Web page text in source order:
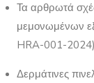
Τα αρθρωτά
μεμονωμένων
HRA-001-2024)
Δερμάτινες